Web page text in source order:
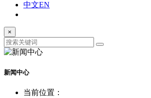
中文EN
×
新闻中心
当前位置：